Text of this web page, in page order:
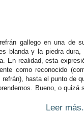
gallego en una de
blanda y la piedra dura,
En realidad, esta
como reconocido
hasta el punto de
Bueno, o quizá
Leer